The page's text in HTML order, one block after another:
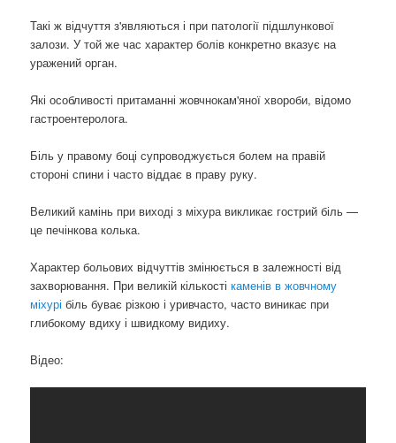
Такі ж відчуття з'являються і при патології підшлункової
залози. У той же час характер болів конкретно вказує на
уражений орган.
Які особливості притаманні жовчнокам'яної хвороби, відомо
гастроентеролога.
Біль у правому боці супроводжується болем на правій
стороні спини і часто віддає в праву руку.
Великий камінь при виході з міхура викликає гострий біль —
це печінкова колька.
Характер больових відчуттів змінюється в залежності від
захворювання. При великій кількостікаменів в жовчному
міхурібіль буває різкою і уривчасто, часто виникає при
глибокому вдиху і швидкому видиху.
Відео: